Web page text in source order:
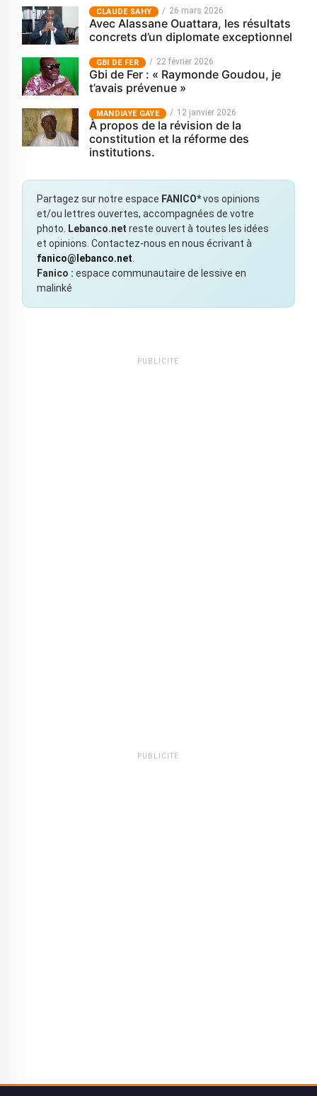
CLAUDE SAHY 26 mars 2026
Avec Alassane Ouattara, les résultats
concrets d’un diplomate exceptionnel
GBI DE FER 22 février 2026
Gbi de Fer : « Raymonde Goudou, je
t’avais prévenue »
MANDIAYE GAYE 12 janvier 2026
À propos de la révision de la
constitution et la réforme des
institutions.
Partagez sur notre espace FANICO*vos opinions
et/ou lettres ouvertes, accompagnées de votre
photo. Lebanco.net reste ouvert à toutes les idées
et opinions. Contactez-nous en nous écrivant à
fanico@lebanco.net.
Fanico : espace communautaire de lessive en
malinké
PUBLICITÉ
PUBLICITÉ